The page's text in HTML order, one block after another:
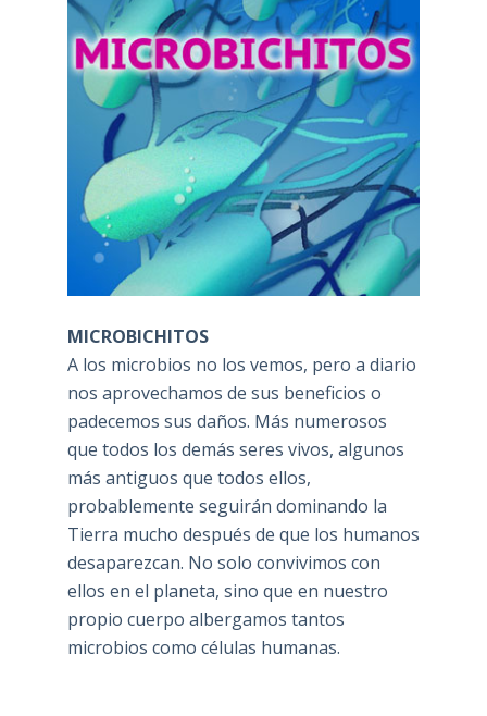
MICROBICHITOS
A los microbios no los vemos, pero a diario
nos aprovechamos de sus beneficios o
padecemos sus daños. Más numerosos
que todos los demás seres vivos, algunos
más antiguos que todos ellos,
probablemente seguirán dominando la
Tierra mucho después de que los humanos
desaparezcan. No solo convivimos con
ellos en el planeta, sino que en nuestro
propio cuerpo albergamos tantos
microbios como células humanas.